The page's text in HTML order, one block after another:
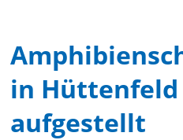
in Hüttenfeld
aufgestellt